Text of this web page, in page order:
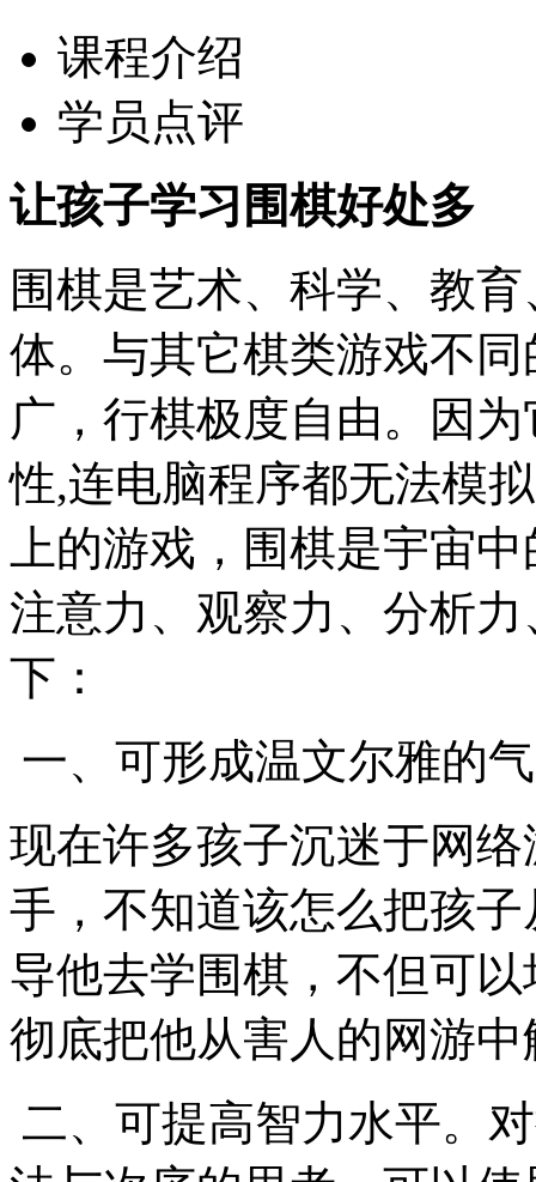
课程介绍
学员点评
让孩子学习围棋好处多
围棋是艺术、科学、教
体。与其它棋类游戏不
广，行棋极度自由。因
性,连电脑程序都无法模
上的游戏，围棋是宇宙
注意力、观察力、分析
下：
一、可形成温文尔雅的
现在许多孩子沉迷于网
手，不知道该怎么把孩
导他去学围棋，不但可
彻底把他从害人的网游
二、可提高智力水平。